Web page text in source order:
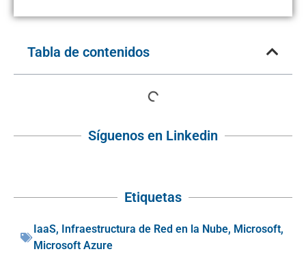
Tabla de contenidos
Síguenos en Linkedin
Etiquetas
IaaS, Infraestructura de Red en la Nube, Microsoft,
Microsoft Azure